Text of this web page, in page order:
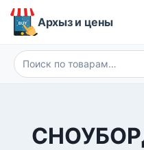
Перейти
Архыз и цены
Искать: